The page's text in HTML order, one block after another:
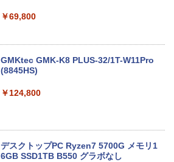
￥69,800
GMKtec GMK-K8 PLUS-32/1T-W11Pro
(8845HS)
￥124,800
デスクトップPC Ryzen7 5700G メモリ1
6GB SSD1TB B550 グラボなし